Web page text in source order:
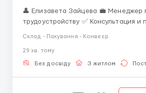
👤 Елизавета Зайцева 💼 Менеджер
трудоустройству ✅ Консультация и подбор вакансий
за границей ✅ Сопровождение на
работодателями 📲 Связь: WhatsApp / Telegram: +44
7836 697670 🌈 Мы предлагаем прекрасные условия
Склад - Пакування - Конвеєр
29 хв. тому
Без досвіду З житлом